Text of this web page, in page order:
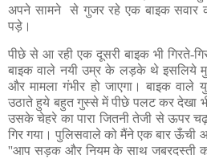
अपने सामने से गुजर रहे एक बाइक सवार
पड़े।
पीछे से आ रही एक दूसरी बाइक भी गिरते-
बाइक वाले नयी उम्र के लड़के थे इसलिये
और मामला गंभीर हो जाएगा। बाइक
उठाते हुये बहुत गुस्से में पीछे पलट कर देखा
उसके चेहरे का पारा जितनी तेजी से ऊपर
गिर गया। पुलिसवाले को मैंने एक बार ऊँची
''आप सड़क और नियम के साथ जबरदस्ती